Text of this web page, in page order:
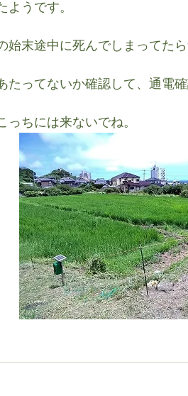
うです。
始末途中に死んでしまってた
たってないか確認して、通電確
っちには来ないでね。